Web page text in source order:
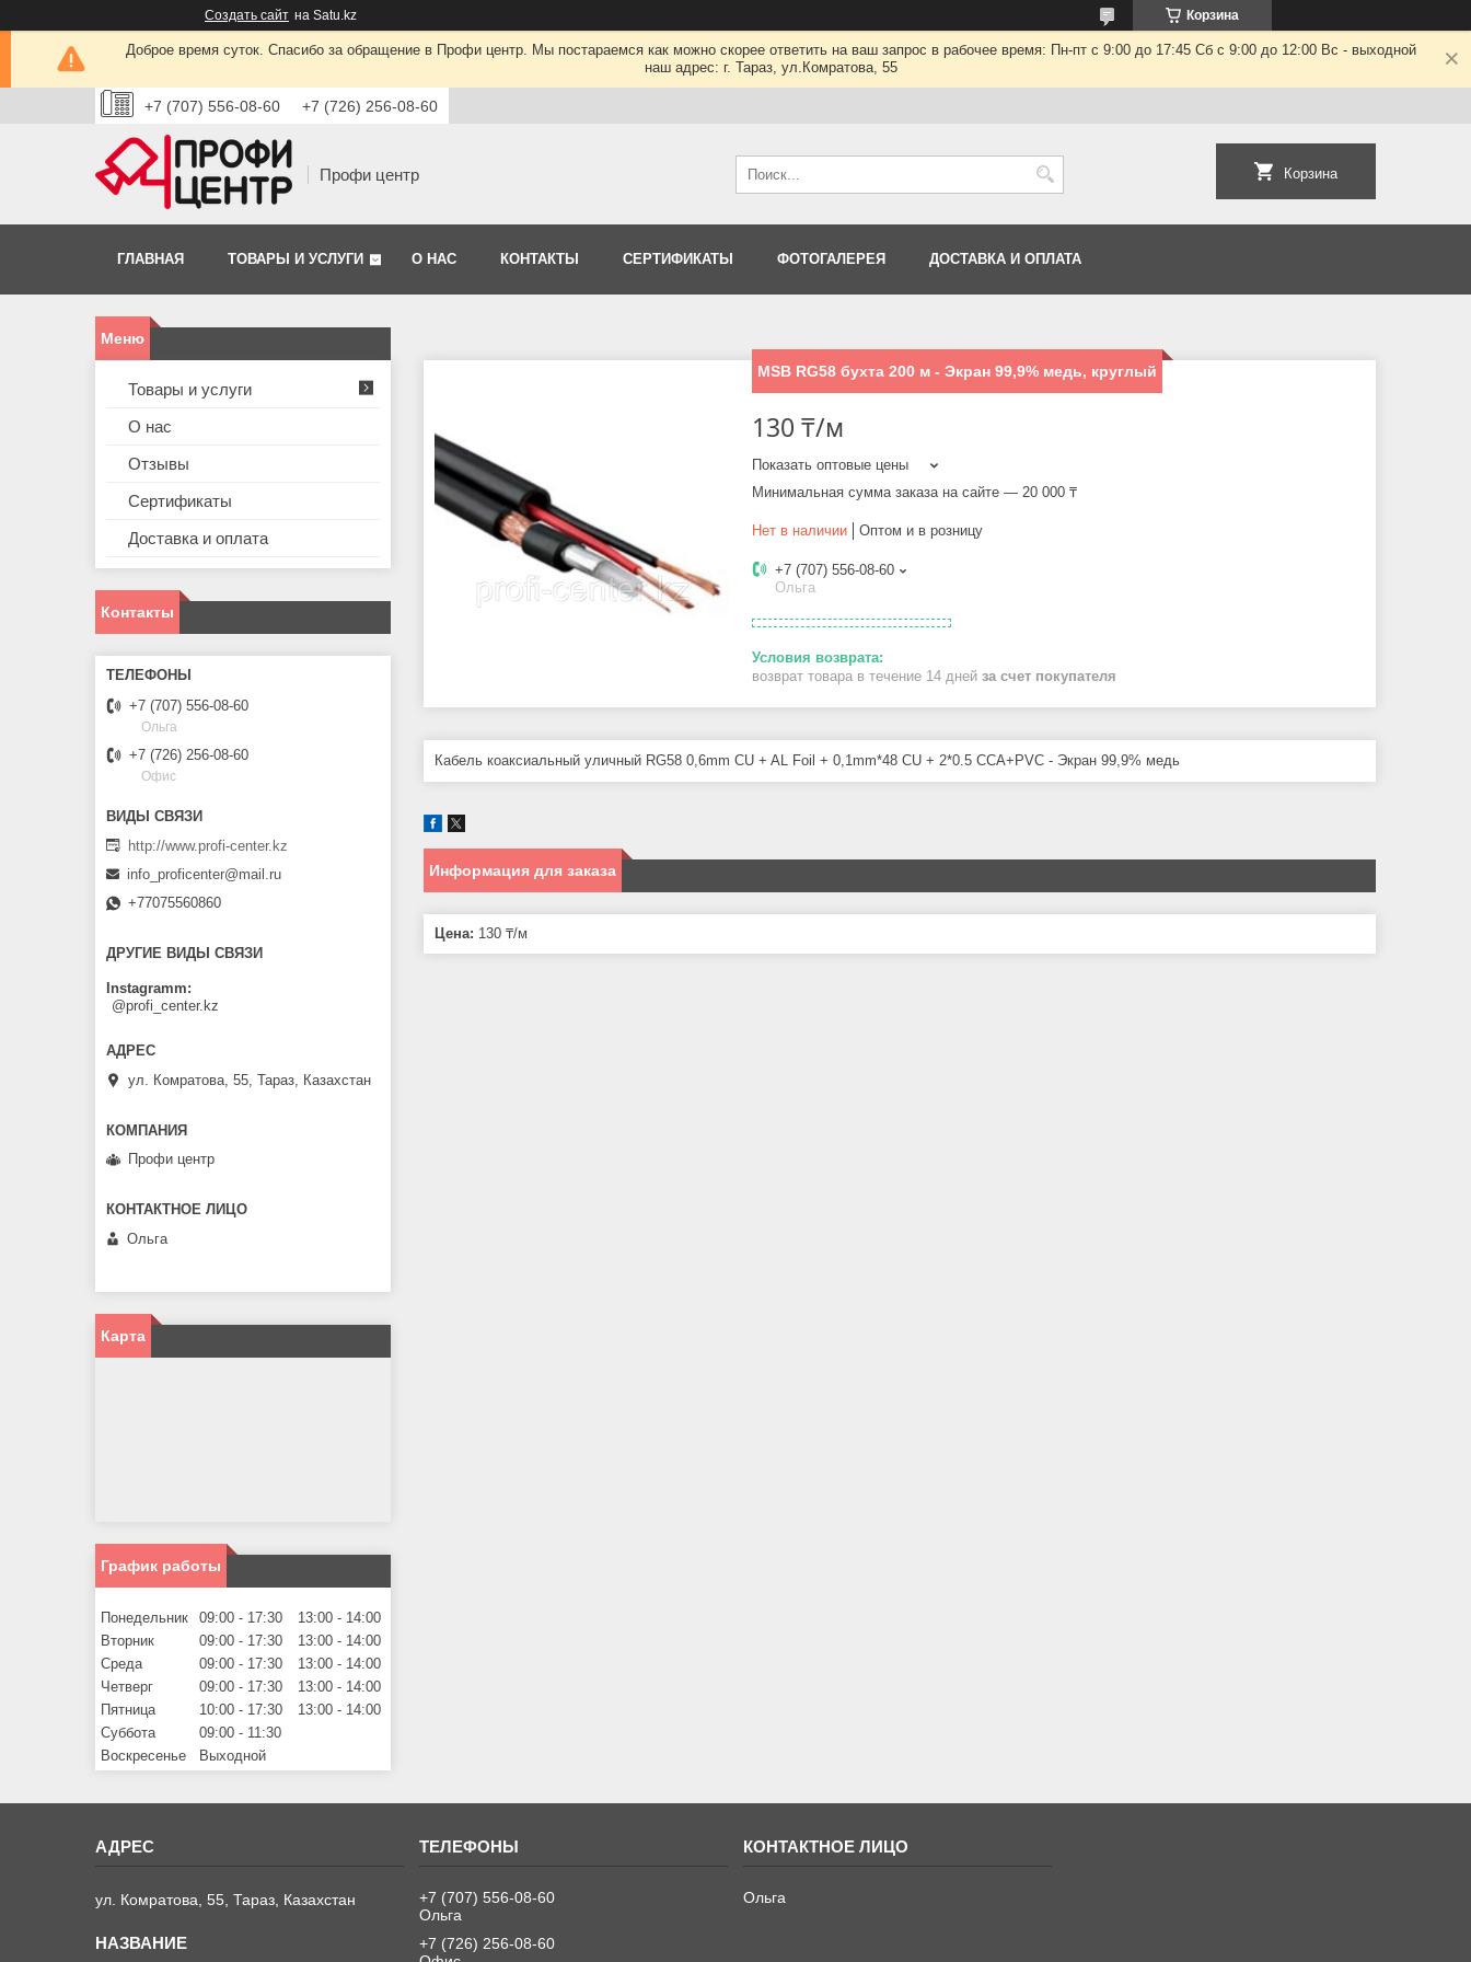
Создать сайт на Satu.kz Корзина
Доброе время суток. Спасибо за обращение в Профи центр. Мы постараемся как можно скорее ответить на ваш запрос в рабочее время: Пн-пт с 9:00 до 17:45 Сб с 9:00 до 12:00 Вс - выходной
наш адрес: г. Тараз, ул.Комратова, 55
+7 (707) 556-08-60 +7 (726) 256-08-60
Профи центр Корзина
ГЛАВНАЯ ТОВАРЫ И УСЛУГИ О НАС КОНТАКТЫ СЕРТИФИКАТЫ ФОТОГАЛЕРЕЯ ДОСТАВКА И ОПЛАТА
MSB RG58 бухта 200 м - Экран 99,9% медь, круглый
130 ₸/м
Показать оптовые цены
Минимальная сумма заказа на сайте — 20 000 ₸
Нет в наличии Оптом и в розницу
+7 (707) 556-08-60
Ольга
возврат товара в течение 14 дней за счет покупателя
Кабель коаксиальный уличный RG58 0,6mm CU + AL Foil + 0,1mm*48 CU + 2*0.5 CCA+PVC - Экран 99,9% медь
Информация для заказа
Цена: 130 ₸/м
Товары и услуги
О нас
Отзывы
Сертификаты
Доставка и оплата
Контакты
+7 (707) 556-08-60
Ольга
+7 (726) 256-08-60
Офис
http://www.profi-center.kz
info_proficenter@mail.ru
+77075560860
ДРУГИЕ ВИДЫ СВЯЗИ
Instagramm
@profi_center.kz
ул. Комратова, 55, Тараз, Казахстан
Профи центр
Ольга
Карта
График работы
Понедельник 09:00 17:30 13:00
14:00
Вторник
09:00 17:30 13:00
14:00
Среда
09:00 17:30 13:00
14:00
Четверг
09:00 17:30 13:00
14:00
Пятница
10:00 17:30 13:00
14:00
Суббота
09:00
11:30
Воскресенье
Выходной
ул. Комратова, 55, Тараз, Казахстан
+7 (707) 556-08-60
Ольга
+7 (726) 256-08-60
Ольга